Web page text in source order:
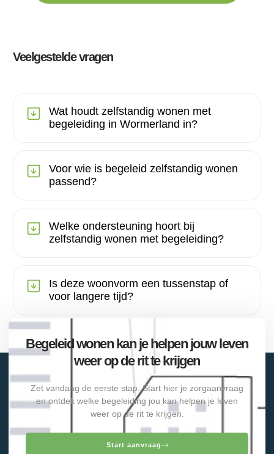
Veelgestelde vragen
Wat houdt zelfstandig wonen met
begeleiding in Wormerland in?
Voor wie is begeleid zelfstandig wonen
passend?
Welke ondersteuning hoort bij
zelfstandig wonen met begeleiding?
Is deze woonvorm een tussenstap of
voor langere tijd?
Begeleid wonen kan je helpen jouw leven
weer op de rit te krijgen
Zet vandaag de eerste stap. Start hier je zorgaanvraag
en ontdek welke begeleiding jou kan helpen je leven
weer op de rit te krijgen.
Start aanvraag